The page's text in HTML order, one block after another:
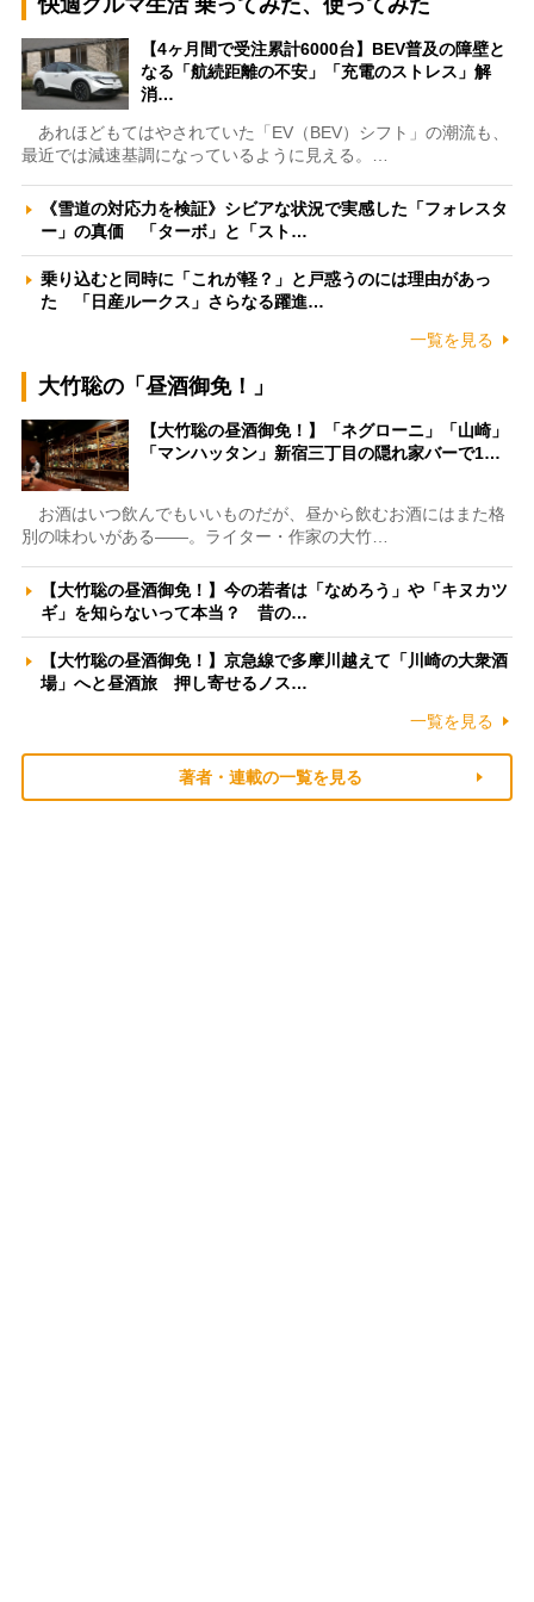
快適クルマ生活 乗ってみた、使ってみた
【4ヶ月間で受注累計6000台】BEV普及の障壁と
なる「航続距離の不安」「充電のストレス」解
消…
あれほどもてはやされていた「EV（BEV）シフト」の潮流も、
最近では減速基調になっているように見える。…
《雪道の対応力を検証》シビアな状況で実感した「フォレスタ
ー」の真価 「ターボ」と「スト…
乗り込むと同時に「これが軽？」と戸惑うのには理由があっ
た 「日産ルークス」さらなる躍進…
一覧を見る
大竹聡の「昼酒御免！」
【大竹聡の昼酒御免！】「ネグローニ」「山崎」
「マンハッタン」新宿三丁目の隠れ家バーで1…
お酒はいつ飲んでもいいものだが、昼から飲むお酒にはまた格
別の味わいがある――。ライター・作家の大竹…
【大竹聡の昼酒御免！】今の若者は「なめろう」や「キヌカツ
ギ」を知らないって本当？ 昔の…
【大竹聡の昼酒御免！】京急線で多摩川越えて「川崎の大衆酒
場」へと昼酒旅 押し寄せるノス…
一覧を見る
著者・連載の一覧を見る